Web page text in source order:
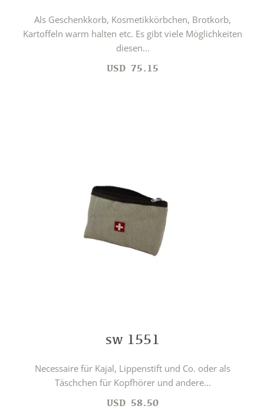
Als Geschenkkorb, Kosmetikkörbchen, Brotkorb,
Kartoffeln warm halten etc. Es gibt viele Möglichkeiten
diesen...
USD 75.15
sw 1551
Necessaire für Kajal, Lippenstift und Co. oder als
Täschchen für Kopfhörer und andere...
USD 58.50